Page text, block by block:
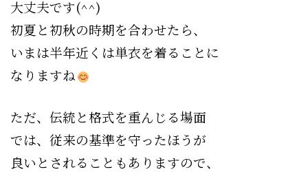
大丈夫です(^^)
初夏と初秋の時期を合わせたら、
いまは半年近くは単衣を着ることに
なりますね
ただ、伝統と格式を重んじる場面
では、従来の基準を守ったほうが
良いとされることもありますので、